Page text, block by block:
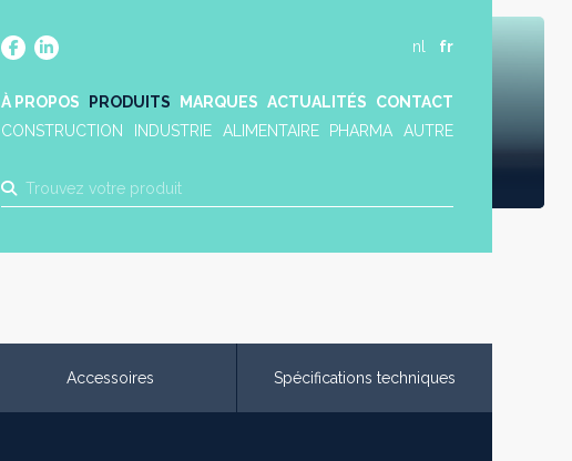
nl fr
À PROPOS PRODUITS MARQUES ACTUALITÉS
CONTACT
CONSTRUCTION
INDUSTRIE ALIMENTAIRE PHARMA AUTRE
Accessoires Spécifications techniques